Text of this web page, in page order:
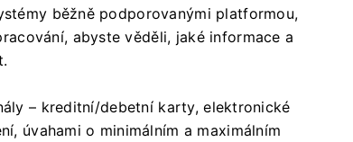
běžně podporovanými platformou,
abyste věděli, jaké informace a
– kreditní/debetní karty, elektronické
úvahami o minimálním a maximálním